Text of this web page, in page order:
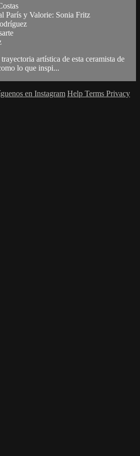
París y Valorie: Sonia Fritz
artística de esta ceramista de
lo que inspi...
en Instagram Help Terms Privacy